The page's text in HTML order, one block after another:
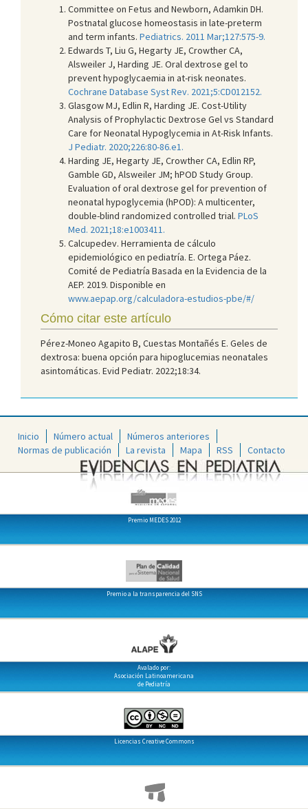
Committee on Fetus and Newborn, Adamkin DH.
Postnatal glucose homeostasis in late-preterm
and term infants. Pediatrics. 2011 Mar;127:575-9.
Edwards T, Liu G, Hegarty JE, Crowther CA,
Alsweiler J, Harding JE. Oral dextrose gel to
prevent hypoglycaemia in at-risk neonates.
Cochrane Database Syst Rev. 2021;5:CD012152.
Glasgow MJ, Edlin R, Harding JE. Cost-Utility
Analysis of Prophylactic Dextrose Gel vs Standard
Care for Neonatal Hypoglycemia in At-Risk Infants.
J Pediatr. 2020;226:80-86.e1.
Harding JE, Hegarty JE, Crowther CA, Edlin RP,
Gamble GD, Alsweiler JM; hPOD Study Group.
Evaluation of oral dextrose gel for prevention of
neonatal hypoglycemia (hPOD): A multicenter,
double-blind randomized controlled trial. PLoS
Med. 2021;18:e1003411.
Calcupedev. Herramienta de cálculo
epidemiológico en pediatría. E. Ortega Páez.
Comité de Pediatría Basada en la Evidencia de la
AEP. 2019. Disponible en
www.aepap.org/calculadora-estudios-pbe/#/
Cómo citar este artículo
Pérez-Moneo Agapito B, Cuestas Montañés E. Geles de
dextrosa: buena opción para hipoglucemias neonatales
asintomáticas. Evid Pediatr. 2022;18:34.
Inicio Número actual
Números anteriores
Normas de publicación
La revista Mapa RSS Contacto
Premio MEDES 2012
Premio a la transparencia del SNS
Avalado por:
Asociación Latinoamericana
de Pediatría
Licencias Creative Commons